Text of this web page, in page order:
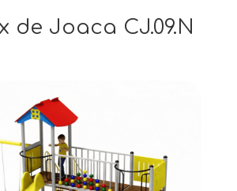
de Joaca CJ.09.N